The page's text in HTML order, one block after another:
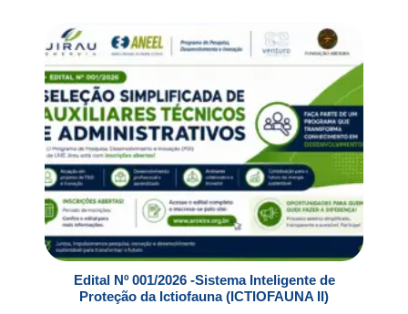
Edital Nº 001/2026 -Sistema Inteligente de
Proteção da Ictiofauna (ICTIOFAUNA II)